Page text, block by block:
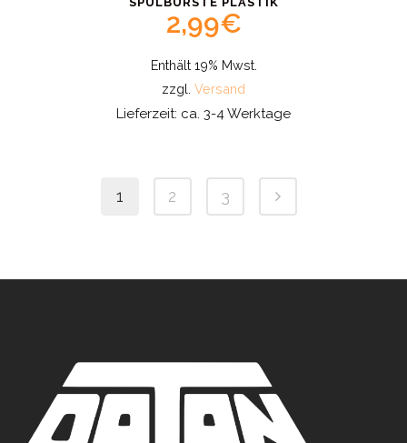
2,99€
Enthält 19% Mwst.
zzgl. Versand
Lieferzeit: ca. 3-4 Werktage
1 2 3